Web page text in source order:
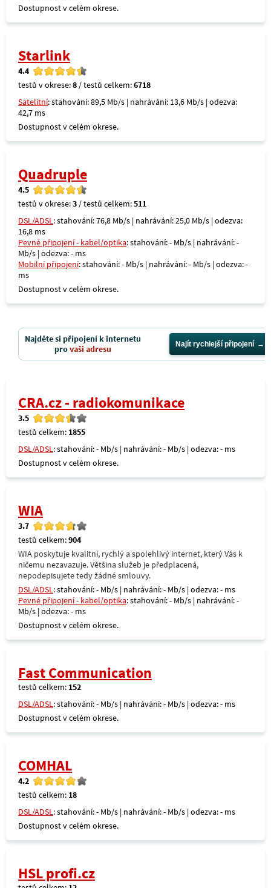
Dostupnost v celém okrese.
Starlink
4.4
testů v okrese:8 / testů celkem:6718
Satelitní: stahování: 89,5 Mb/s | nahrávání: 13,6 Mb/s | odezva:
42,7 ms
Dostupnost v celém okrese.
Quadruple
4.5
testů v okrese:3 / testů celkem:511
DSL/ADSL: stahování: 76,8 Mb/s | nahrávání: 25,0 Mb/s | odezva:
16,8 ms
Pevné připojení - kabel/optika: stahování: - Mb/s | nahrávání: -
Mb/s | odezva: - ms
Mobilní připojení: stahování: - Mb/s | nahrávání: - Mb/s | odezva: -
ms
Dostupnost v celém okrese.
Najděte si připojení k internetu
provaši adresu Najít rychlejší připojení
CRA.cz - radiokomunikace
3.5
testů celkem: 1855
DSL/ADSL: stahování: - Mb/s | nahrávání: - Mb/s | odezva: - ms
Dostupnost v celém okrese.
WIA
3.7
testů celkem:904
WIA poskytuje kvalitní, rychlý a spolehlivý internet, který Vás k
ničemu nezavazuje. Většina služeb je předplacená,
nepodepisujete tedy žádné smlouvy.
DSL/ADSL: stahování: - Mb/s | nahrávání: - Mb/s | odezva: - ms
Pevné připojení - kabel/optika: stahování: - Mb/s | nahrávání: -
Mb/s | odezva: - ms
Dostupnost v celém okrese.
Fast Communication
testů celkem: 152
DSL/ADSL: stahování: - Mb/s | nahrávání: - Mb/s | odezva: - ms
Dostupnost v celém okrese.
COMHAL
4.2
testů celkem: 18
DSL/ADSL: stahování: - Mb/s | nahrávání: - Mb/s | odezva: - ms
Dostupnost v celém okrese.
HSL profi.cz